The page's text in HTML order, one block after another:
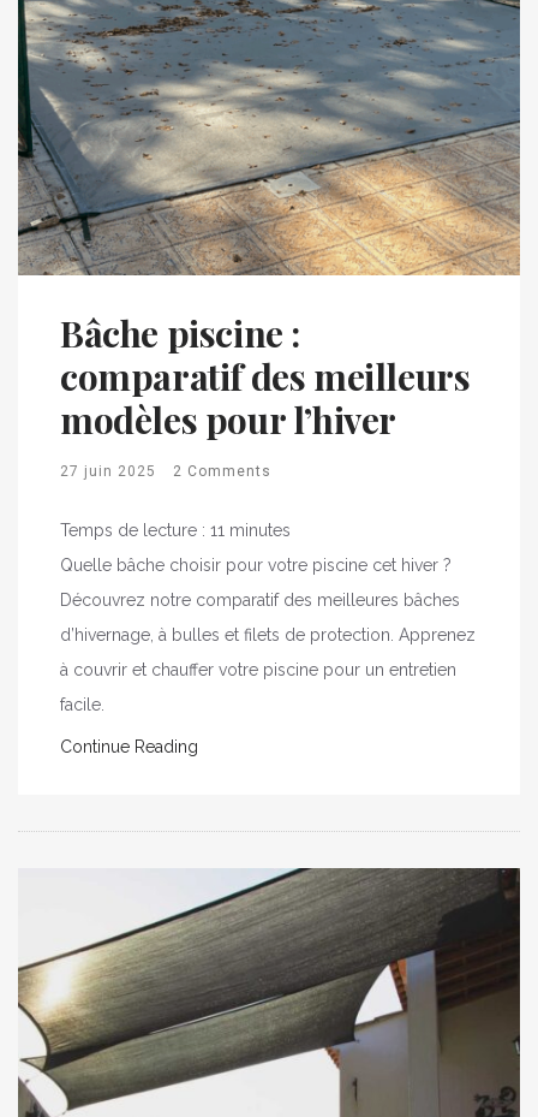
Bâche piscine :
comparatif des meilleurs
modèles pour l’hiver
27 juin 2025 2 Comments
Temps de lecture : 11 minutes
Quelle bâche choisir pour votre piscine cet hiver ?
Découvrez notre comparatif des meilleures bâches
d’hivernage, à bulles et filets de protection. Apprenez
à couvrir et chauffer votre piscine pour un entretien
facile.
Continue Reading